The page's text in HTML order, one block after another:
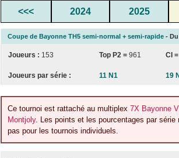
<<< 2024 2025
Coupe de Bayonne TH5 semi-normal + semi-rapide -
Joueurs : 153 Top P2 = 961 CI =
Joueurs par série : 11 N1 19
Ce tournoi est rattaché au multiplex 7X Bayonne
Montjoly. Les points et les pourcentages par
pas pour les tournois individuels.